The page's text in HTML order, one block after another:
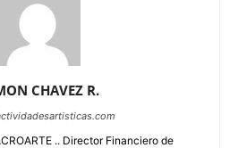
CHAVEZ R.
.. Director Financiero de